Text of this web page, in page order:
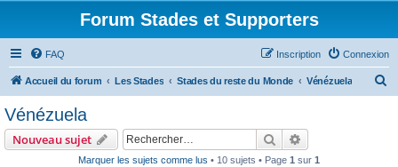
Forum Stades et Supporters
FAQ Connexion
Inscription
Accueil du forum Les Stades Stades du reste du Monde Vénézuela
Vénézuela
Nouveau sujet Rechercher
Marquer les sujets comme lus • 10 sujets • Page 1 sur 1